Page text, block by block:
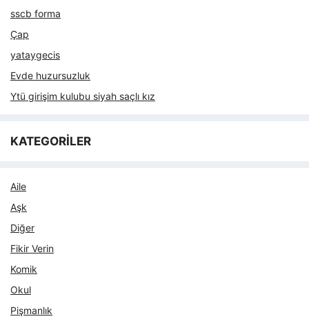
sscb forma
Çap
yataygecis
Evde huzursuzluk
Ytü girişim kulubu siyah saçlı kız
KATEGORİLER
Aile
Aşk
Diğer
Fikir Verin
Komik
Okul
Pişmanlık